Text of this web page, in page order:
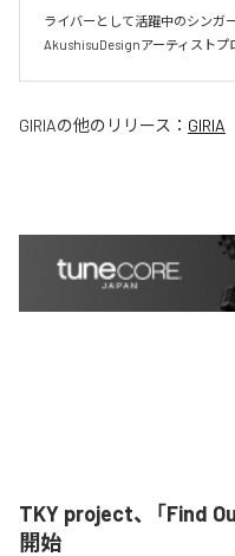
ライバーとして活躍中のシンガー
AkushisuDesignアーティストプ
GIRIAの他のリリース： GIRIA
TKY project、「Find
開始